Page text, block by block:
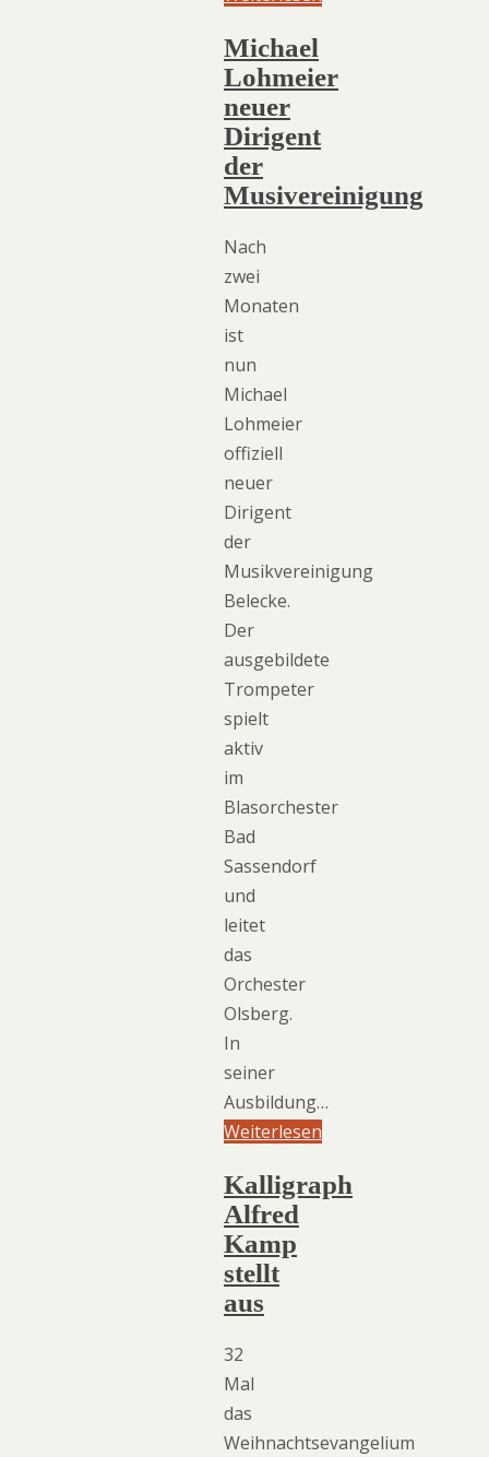
Michael
Lohmeier
neuer
Dirigent
der
Musivereinigung
Nach
zwei
Monaten
ist
nun
Michael
Lohmeier
offiziell
neuer
Dirigent
der
Musikvereinigung
Belecke.
Der
ausgebildete
Trompeter
spielt
aktiv
im
Blasorchester
Bad
Sassendorf
und
leitet
das
Orchester
Olsberg.
In
seiner
Ausbildung…
Weiterlesen
Kalligraph
Alfred
Kamp
stellt
aus
32
Mal
das
Weihnachtsevangelium